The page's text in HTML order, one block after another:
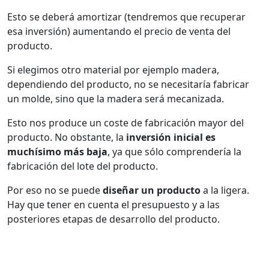
Esto se deberá amortizar (tendremos que recuperar
esa inversión) aumentando el precio de venta del
producto.
Si elegimos otro material por ejemplo madera,
dependiendo del producto, no se necesitaría fabricar
un molde, sino que la madera será mecanizada.
Esto nos produce un coste de fabricación mayor del
producto. No obstante, la inversión inicial es
muchísimo más baja, ya que sólo comprendería la
fabricación del lote del producto.
Por eso no se puedediseñar un productoa la ligera.
Hay que tener en cuenta el presupuesto y a las
posteriores etapas de desarrollo del producto.